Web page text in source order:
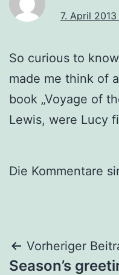
7. April
So curious to
made me think of
book „Voyage of
Lewis, were Lucy
Die Kommentare
Vorheriger
Season’s